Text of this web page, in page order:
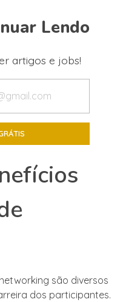
Lendo
artigos e jobs!
são diversos
dos participantes.